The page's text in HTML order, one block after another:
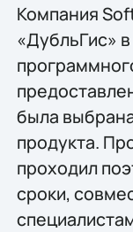
Компания
«ДубльГис»
была
продукта.
проходил
сроки,